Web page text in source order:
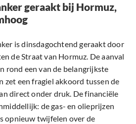
geraakt bij Hormuz,
is dinsdagochtend geraakt door
de Straat van Hormuz. De aanval
rond een van de belangrijkste
zet een fragiel akkoord tussen de
direct onder druk. De financiële
de gas- en olieprijzen
opnieuw twijfelen over de